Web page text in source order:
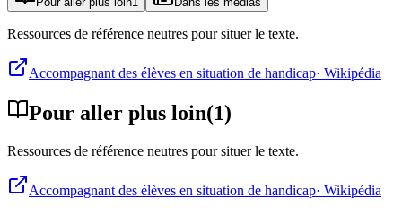
Ressources de référence neutres pour situer le texte.
Accompagnant des élèves en situation de handicap· Wikipédia
Pour aller plus loin(1)
Ressources de référence neutres pour situer le texte.
Accompagnant des élèves en situation de handicap· Wikipédia